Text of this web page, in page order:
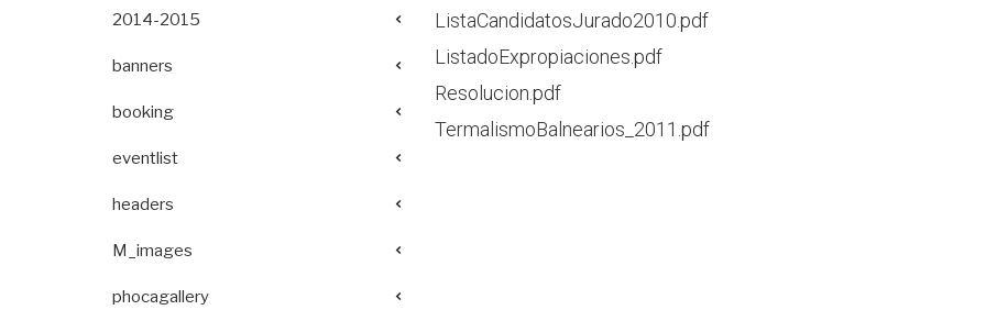
ListaCandidatosJurado2010.pdf
ListadoExpropiaciones.pdf
Resolucion.pdf
TermalismoBalnearios_2011.pdf
2014-2015
banners
booking
eventlist
headers
M_images
phocagallery